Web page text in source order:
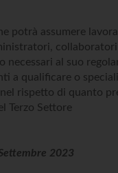
potrà assumere
necessari al suo
a qualificare o
rispetto di quanto
Terzo Settore
2023